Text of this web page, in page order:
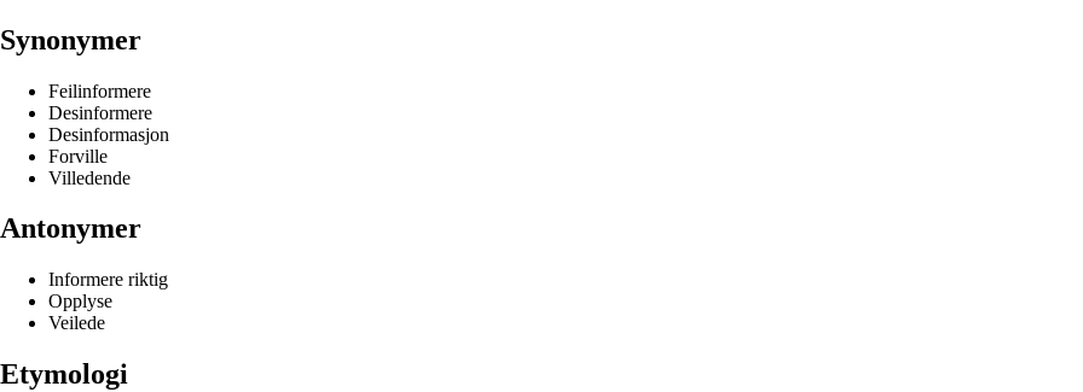
Synonymer
Feilinformere
Desinformere
Desinformasjon
Forville
Villedende
Antonymer
Informere riktig
Opplyse
Veilede
Etymologi